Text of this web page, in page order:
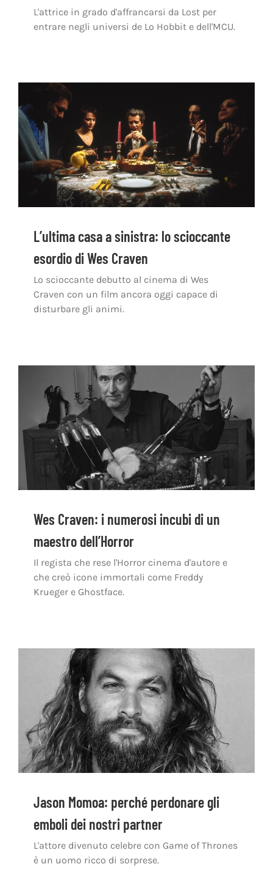
L'attrice in grado d'affrancarsi da Lost per
entrare negli universi de Lo Hobbit e dell'MCU.
L’ultima casa a sinistra: lo scioccante
esordio di Wes Craven
Lo scioccante debutto al cinema di Wes
Craven con un film ancora oggi capace di
disturbare gli animi.
Wes Craven: i numerosi incubi di un
maestro dell’Horror
Il regista che rese l'Horror cinema d'autore e
che creò icone immortali come Freddy
Krueger e Ghostface.
Jason Momoa: perché perdonare gli
emboli dei nostri partner
L'attore divenuto celebre con Game of Thrones
è un uomo ricco di sorprese.